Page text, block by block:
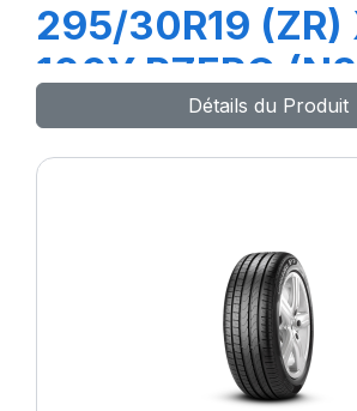
295/30R19 (ZR)
100Y PZERO
Détails du Produit